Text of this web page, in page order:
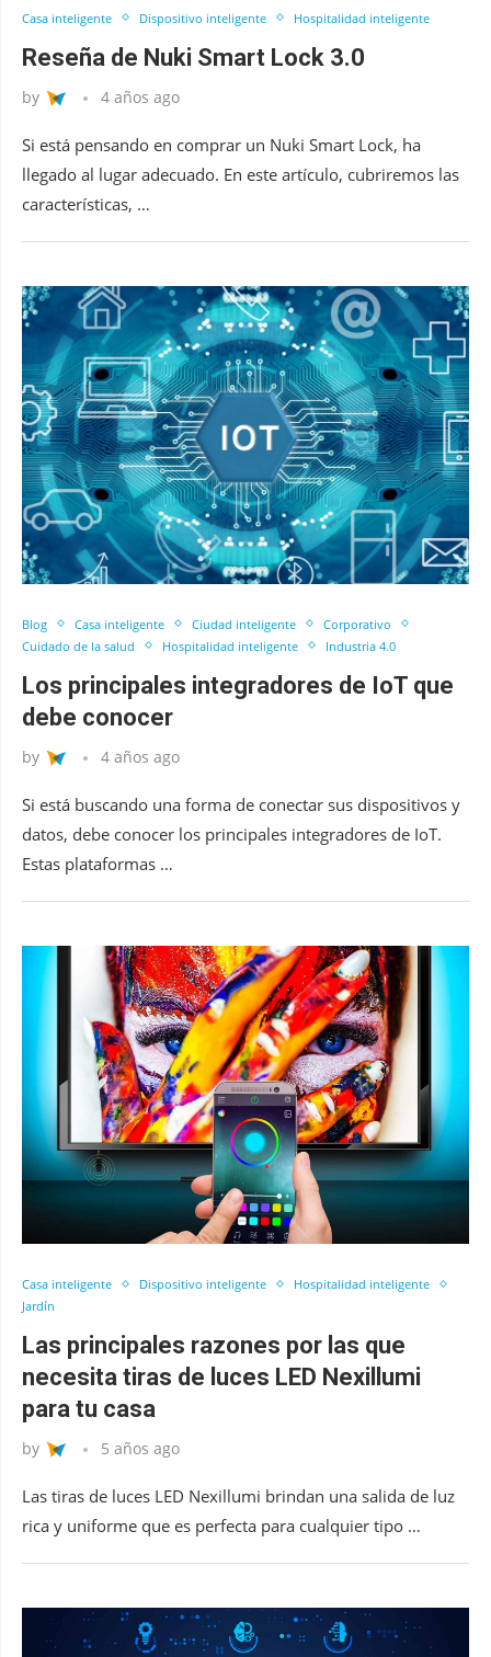
Casa inteligente Dispositivo inteligente Hospitalidad inteligente
Reseña de Nuki Smart Lock 3.0
by 4 años ago
Si está pensando en comprar un Nuki Smart Lock, ha
llegado al lugar adecuado. En este artículo, cubriremos las
características, …
Blog Casa inteligente Ciudad inteligente
Corporativo
Cuidado de la salud
Hospitalidad inteligente Industria 4.0
Los principales integradores de IoT que
debe conocer
by 4 años ago
Si está buscando una forma de conectar sus dispositivos y
datos, debe conocer los principales integradores de IoT.
Estas plataformas …
Casa inteligente Dispositivo inteligente
Hospitalidad inteligente
Jardín
Las principales razones por las que
necesita tiras de luces LED Nexillumi
para tu casa
by 5 años ago
Las tiras de luces LED Nexillumi brindan una salida de luz
rica y uniforme que es perfecta para cualquier tipo …